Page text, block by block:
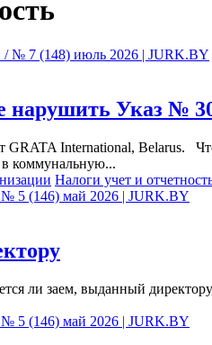
/ № 7 (148) июль 2026 | JURK.BY
Указ №
International, Belarus.
коммунальную...
Налоги учет и
№ 5 (146) май 2026 | JURK.BY
ли заем, выданный
№ 5 (146) май 2026 | JURK.BY